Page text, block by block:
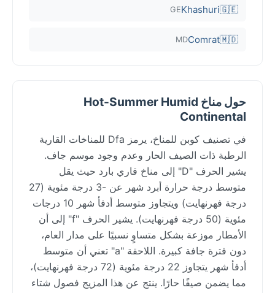
🇬🇪
Khashuri
GE
🇲🇩
Comrat
MD
حول مناخ Hot-Summer Humid
Continental
في تصنيف كوبن للمناخ، يرمز Dfa للمناخات القارية
الرطبة ذات الصيف الحار وعدم وجود موسم جاف.
يشير الحرف "D" إلى مناخ قاري بارد حيث يقل
متوسط درجة حرارة أبرد شهر عن -3 درجة مئوية (27
درجة فهرنهايت) ويتجاوز متوسط أدفأ شهر 10 درجات
مئوية (50 درجة فهرنهايت). يشير الحرف "f" إلى أن
الأمطار موزعة بشكل متساوٍ نسبيًا على مدار العام،
دون فترة جافة كبيرة. اللاحقة "a" تعني أن متوسط
أدفأ شهر يتجاوز 22 درجة مئوية (72 درجة فهرنهايت)،
مما يضمن صيفًا حارًا. ينتج عن هذا المزيج فصول شتاء